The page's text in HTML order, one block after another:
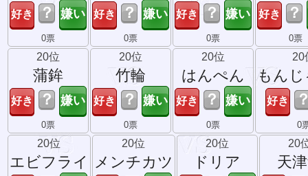
？
0票
？
0票
？
0票
？
0票
20位
蒲鉾
？
0票
20位
竹輪
？
0票
20位
はんぺん
？
0票
20
もん
0
20位
エビフライ
20位
メンチカツ
20位
ドリア
20
天